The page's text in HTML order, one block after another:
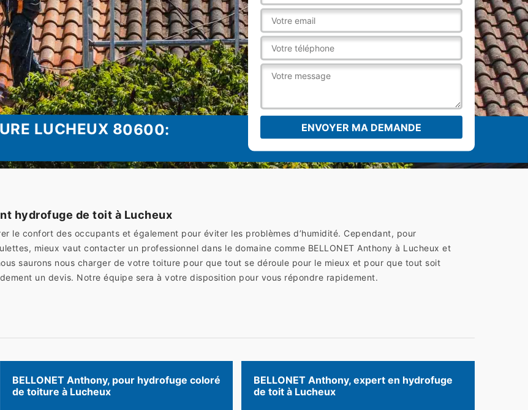
LUCHEUX 80600:
hydrofuge de toit à Lucheux
le confort des occupants et également pour éviter les problèmes d’humidité. Cependant, pour
mieux vaut contacter un professionnel dans le domaine comme BELLONET Anthony à Lucheux et
saurons nous charger de votre toiture pour que tout se déroule pour le mieux et pour que tout soit
un devis. Notre équipe sera à votre disposition pour vous répondre rapidement.
BELLONET Anthony, pour hydrofuge coloré
de toiture à Lucheux
BELLONET Anthony, expert en hydrofuge
de toit à Lucheux